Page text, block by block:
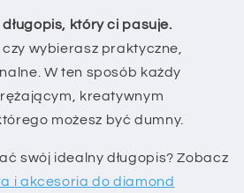
który ci pasuje.
wybierasz praktyczne,
W ten sposób każdy
kreatywnym
możesz być dumny.
swój idealny długopis? Zobacz
i akcesoria do diamond